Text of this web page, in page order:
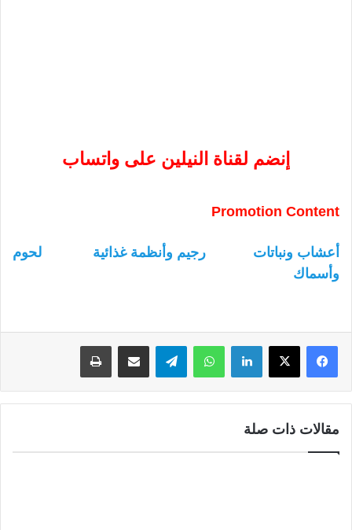
إنضم لقناة النيلين على واتساب
Promotion Content
أعشاب ونباتات رجيم وأنظمة غذائية
لحوم
وأسماك
لينكدإن واتساب
مقالات ذات صلة